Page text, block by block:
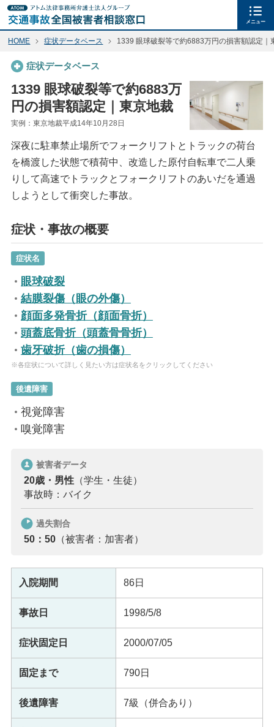
メニュー
HOME 症状データベース 1339 眼球破裂等で約6883万円の損害額認定｜
症状データベース
1339 眼球破裂等で約6883万
円の損害額認定｜東京地裁
実例：東京地裁平成14年10月28日
深夜に駐車禁止場所でフォークリフトとトラックの荷台
を橋渡した状態で積荷中、改造した原付自転車で二人乗
りして高速でトラックとフォークリフトのあいだを通過
しようとして衝突した事故。
症状・事故の概要
症状名
眼球破裂
結膜裂傷（眼の外傷）
顔面多発骨折（顔面骨折）
頭蓋底骨折（頭蓋骨骨折）
歯牙破折（歯の損傷）
※各症状について詳しく見たい方は症状名をクリックしてください
後遺障害
視覚障害
嗅覚障害
被害者データ
20歳・男性 （学生・生徒）
事故時：バイク
過失割合
50：50 （被害者：加害者）
入院期間 86日
事故日 1998/5/8
症状固定日 2000/07/05
固定まで 790日
後遺障害 7級（併合あり）